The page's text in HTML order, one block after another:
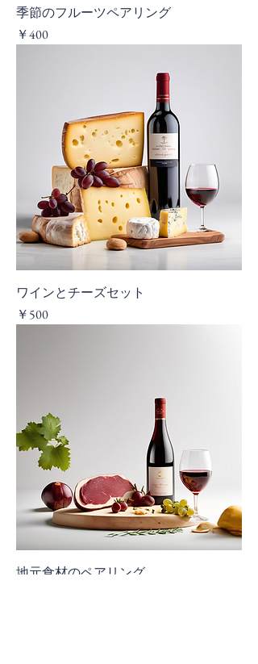
季節のフルーツペアリング
価格
￥400
ワインとチーズセット
価格
￥500
地元食材のペアリング